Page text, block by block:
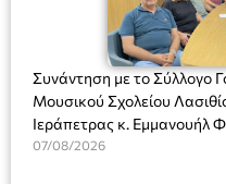
Συνάντηση με το Σύλλογο
Μουσικού Σχολείου
Ιεράπετρας κ. Εμμανουήλ
Διευθύντριας του
07/08/2026